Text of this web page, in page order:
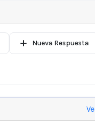
Nueva Respuesta